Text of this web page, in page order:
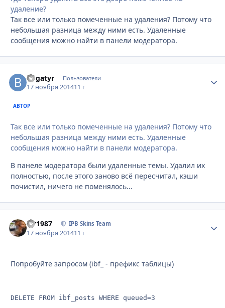
удаление?
Так все или только помеченные на удаления? Потому что
небольшая разница между ними есть. Удаленные
сообщения можно найти в панели модератора.
Bogatyr Пользователи
17 ноября 201411 г
АВТОР
Так все или только помеченные на удаления? Потому что
небольшая разница между ними есть. Удаленные
сообщения можно найти в панели модератора.
В панеле модератора были удаленные темы. Удалил их
полностью, после этого заново всё пересчитал, кэши
почистил, ничего не поменялось...
siv1987 IPB Skins Team
17 ноября 201411 г
Попробуйте запросом (ibf_ - префикс таблицы)
DELETE FROM ibf_posts WHERE queued=3